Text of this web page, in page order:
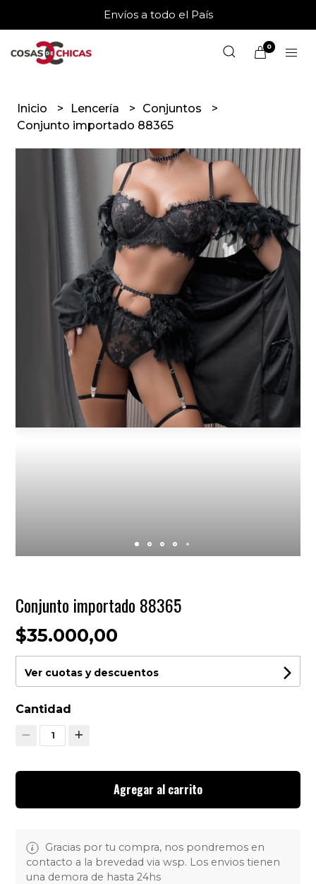
Envíos a todo el País
0
Inicio Lencería
Conjuntos
Conjunto importado 88365
Conjunto importado 88365
$35.000,00
Ver cuotas y descuentos
Cantidad
1
Agregar al carrito
Gracias por tu compra, nos pondremos en
contacto a la brevedad via wsp. Los envios tienen
una demora de hasta 24hs